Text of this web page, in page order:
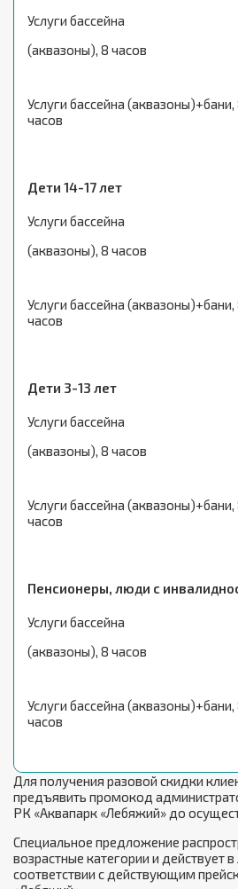
Услуги бассейна
(аквазоны), 8 часов
Услуги бассейна (аквазоны)+бани,
часов
Дети 14-17 лет
Услуги бассейна
(аквазоны), 8 часов
Услуги бассейна (аквазоны)+бани,
часов
Дети 3-13 лет
Услуги бассейна
(аквазоны), 8 часов
Услуги бассейна (аквазоны)+бани,
часов
Пенсионеры, люди с
Услуги бассейна
(аквазоны), 8 часов
Услуги бассейна (аквазоны)+бани,
часов
Для получения разовой скидки
предъявить промокод
РК «Аквапарк «Лебяжий» до
Специальное предложение
возрастные категории и действует
соответствии с действующим